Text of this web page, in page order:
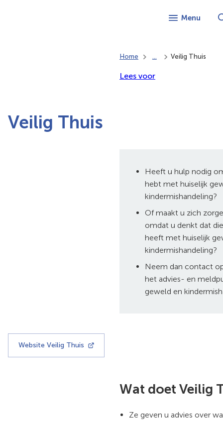
Menu
Home ... Veilig Thuis
Lees voor
Veilig Thuis
Heeft u hulp nodig
hebt met huiselijk
kindermishandeling?
Of maakt u zich
omdat u denkt dat
heeft met huiselijk
kindermishandeling?
Neem dan contact
het advies- en
geweld en
Website Veilig Thuis
(Verwijst
Wat doet Veilig
Ze geven u advies over